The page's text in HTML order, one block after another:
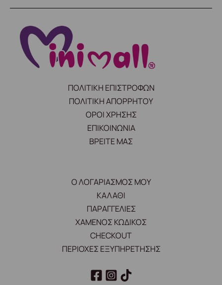
ΠΟΛΙΤΙΚΗ ΕΠΙΣΤΡΟΦΩΝ
ΠΟΛΙΤΙΚΗ ΑΠΟΡΡΗΤΟΥ
ΟΡΟΙ ΧΡΗΣΗΣ
ΕΠΙΚΟΙΝΩΝΙΑ
ΒΡΕΙΤΕ ΜΑΣ
Ο ΛΟΓΑΡΙΑΣΜΟΣ ΜΟΥ
ΚΑΛΑΘΙ
ΠΑΡΑΓΓΕΛΙΕΣ
ΧΑΜΕΝΟΣ ΚΩΔΙΚΟΣ
CHECKOUT
ΠΕΡΙΟΧΕΣ ΕΞΥΠΗΡΕΤΗΣΗΣ